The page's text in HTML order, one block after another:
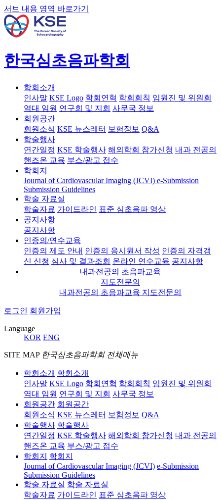
서브 내용 영역 바로가기
한국심초음파학회
학회소개
인사말 KSE Logo 학회연혁 학회회칙 임원진 및 위원회
역대 임원 연구회 및 지회 사무국 정보
회원공간
회원소식 KSE 뉴스레터 보험정보 Q&A
학술행사
연간일정 KSE 학술행사 해외학회 참가신청 내과 전공의
핸즈온 교육 부스/광고 접수
학회지
Journal of Cardiovascular Imaging (JCVI) e-Submission
Submission Guidelines
학술 자료실
학술자료 가이드라인 표준 심초음파 영상
공지사항
공지사항
인증의/연수교육
인증의 제도 안내 인증의 응시원서 작성 인증의 자격갱
신 신청 심사 및 결과조회 온라인 연수교육 공지사항
내과전공의 초음파교육
지도전문의
내과전공의 초음파교육 지도전문의
로그인 회원가입
Language
KOR ENG
SITE MAP 한국심초음파학회 전체메뉴
학회소개 학회소개
인사말 KSE Logo 학회연혁 학회회칙 임원진 및 위원회
역대 임원 연구회 및 지회 사무국 정보
회원공간 회원공간
회원소식 KSE 뉴스레터 보험정보 Q&A
학술행사 학술행사
연간일정 KSE 학술행사 해외학회 참가신청 내과 전공의
핸즈온 교육 부스/광고 접수
학회지
학회지
Journal of Cardiovascular Imaging (JCVI) e-Submission
Submission Guidelines
학술 자료실 학술 자료실
학술자료 가이드라인 표준 심초음파 영상